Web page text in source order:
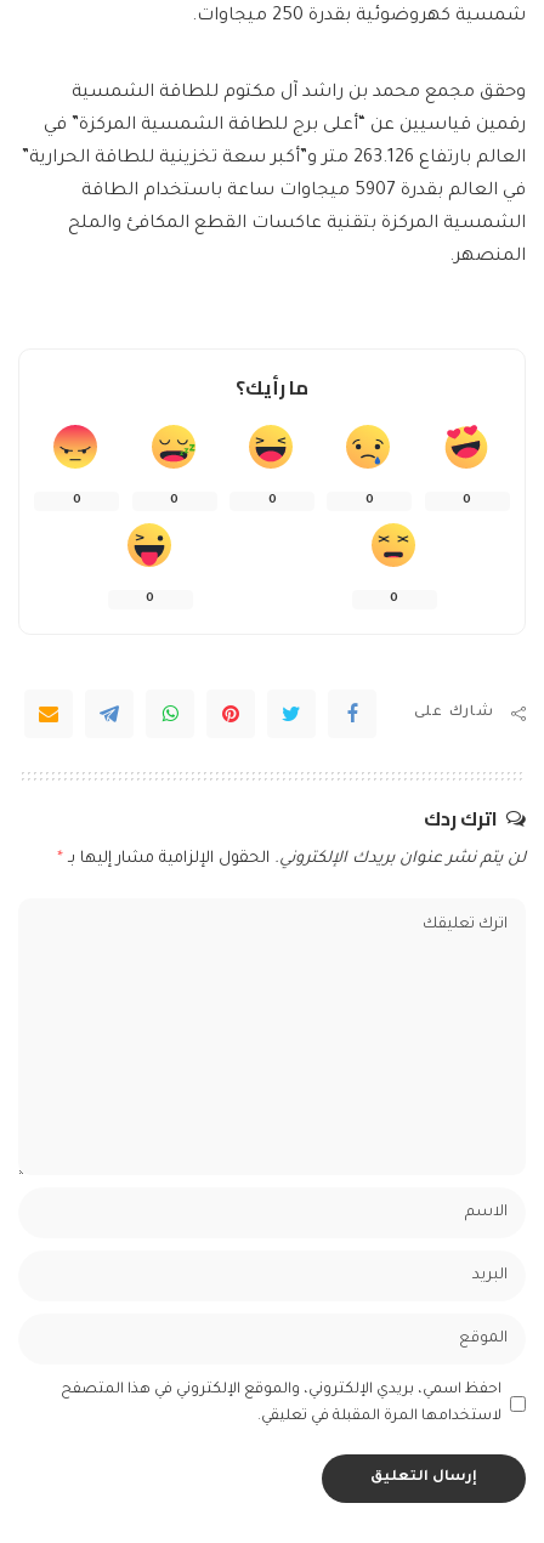
شمسية كهروضوئية بقدرة 250 ميجاوات.
وحقق مجمع محمد بن راشد آل مكتوم للطاقة الشمسية
رقمين قياسيين عن “أعلى برج للطاقة الشمسية المركزة” في
العالم بارتفاع 263.126 متر و”أكبر سعة تخزينية للطاقة الحرارية”
في العالم بقدرة 5907 ميجاوات ساعة باستخدام الطاقة
الشمسية المركزة بتقنية عاكسات القطع المكافئ والملح
المنصهر.
ما رأيك؟
0
0
0
0
0
0
0
شارك على
اترك ردك
لن يتم نشر عنوان بريدك الإلكتروني. الحقول الإلزامية مشار إليها بـ *
احفظ اسمي، بريدي الإلكتروني، والموقع الإلكتروني في هذا المتصفح
لاستخدامها المرة المقبلة في تعليقي.